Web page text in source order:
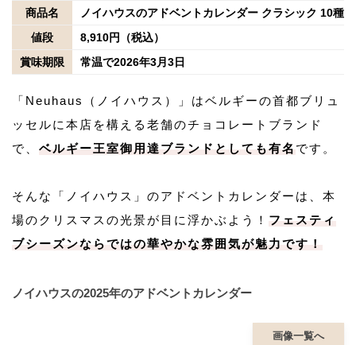
商品名
ノイハウスのアドベントカレンダー クラシック 10種
値段
8,910円（税込）
賞味期限
常温で2026年3月3日
「Neuhaus（ノイハウス）」はベルギーの首都ブリュ
ッセルに本店を構える老舗のチョコレートブランド
で、 ベルギー王室御用達ブランドとしても有名 です。
そんな「ノイハウス」のアドベントカレンダーは、本
場のクリスマスの光景が目に浮かぶよう！ フェスティ
ブシーズンならではの華やかな雰囲気が魅力です！
ノイハウスの2025年のアドベントカレンダー
画像一覧へ